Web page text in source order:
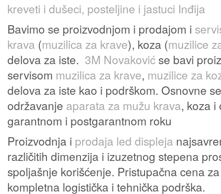
kreveti i dušeci, posteljine i jastuci Inđija
Bavimo se proizvodnjom i prodajom i
krava (muzilica za krave), koza (muzilice
delova za iste. 3M Novaković se bavi
servisom muzilica za krave, muzilice za
delova za iste kao i podrškom. Osnovne
održavanje aparata za mužu krava, koza
garantnom i postgarantnom roku
Proizvodnja i prodaja led displeja
različitih dimenzija i izuzetnog stepena
spoljašnje korišćenje. Pristupačna cena
kompletna logistička i tehnička podrška.